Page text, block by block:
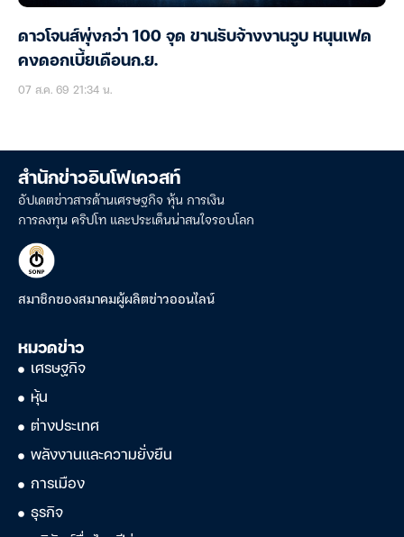
ดาวโจนส์พุ่งกว่า 100 จุด ขานรับจ้างงานวูบ หนุนเฟด
คงดอกเบี้ยเดือนก.ย.
07 ส.ค. 69 21:34 น.
สำนักข่าวอินโฟเควสท์
อัปเดตข่าวสารด้านเศรษฐกิจ หุ้น การเงิน
การลงทุน คริปโท และประเด็นน่าสนใจรอบโลก
สมาชิกของสมาคมผู้ผลิตข่าวออนไลน์
หมวดข่าว
เศรษฐกิจ
หุ้น
ต่างประเทศ
พลังงานและความยั่งยืน
การเมือง
ธุรกิจ